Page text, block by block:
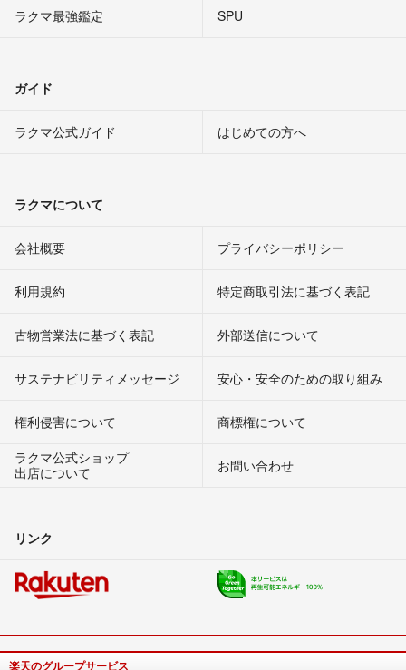
ラクマ最強鑑定
SPU
ガイド
ラクマ公式ガイド はじめての方へ
ラクマについて
会社概要 プライバシーポリシー
利用規約 特定商取引法に基づく表記
古物営業法に基づく表記 外部送信について
サステナビリティメッセージ 安心・安全のための取り組み
権利侵害について
商標権について
ラクマ公式ショップ
出店について
お問い合わせ
リンク
楽天のグループサービス